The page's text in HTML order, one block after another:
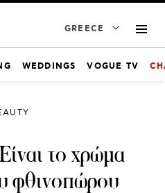
GREECE
WEDDINGS VOGUE TV
το χρώμα
φθινοπώρου